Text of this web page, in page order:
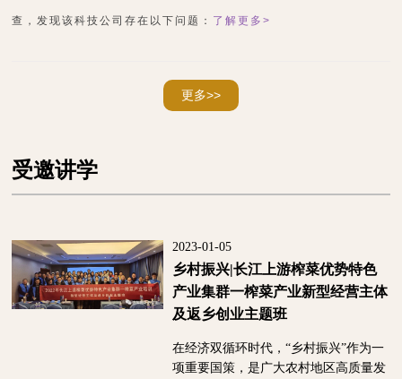
查，发现该科技公司存在以下问题： 了解更多>
更多>>
受邀讲学
2023-01-05
乡村振兴|长江上游榨菜优势特色
产业集群一榨菜产业新型经营主体
及返乡创业主题班
在经济双循环时代，“乡村振兴”作为一
项重要国策，是广大农村地区高质量发